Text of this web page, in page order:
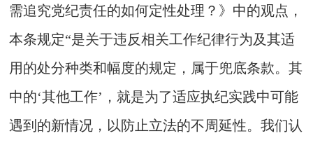
需追究党纪责任的如何定性处理？》中的观点，
本条规定“是关于违反相关工作纪律行为及其适
用的处分种类和幅度的规定，属于兜底条款。其
中的‘其他工作’，就是为了适应执纪实践中可能
遇到的新情况，以防止立法的不周延性。我们认